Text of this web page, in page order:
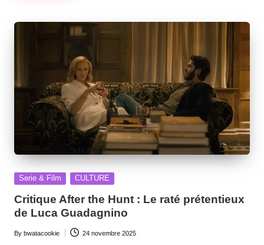
Posted
Serie & Film CULTURE
Critique After the Hunt : Le raté prétentieux
de Luca Guadagnino
Posted
By bwatacookie 24 novembre 2025